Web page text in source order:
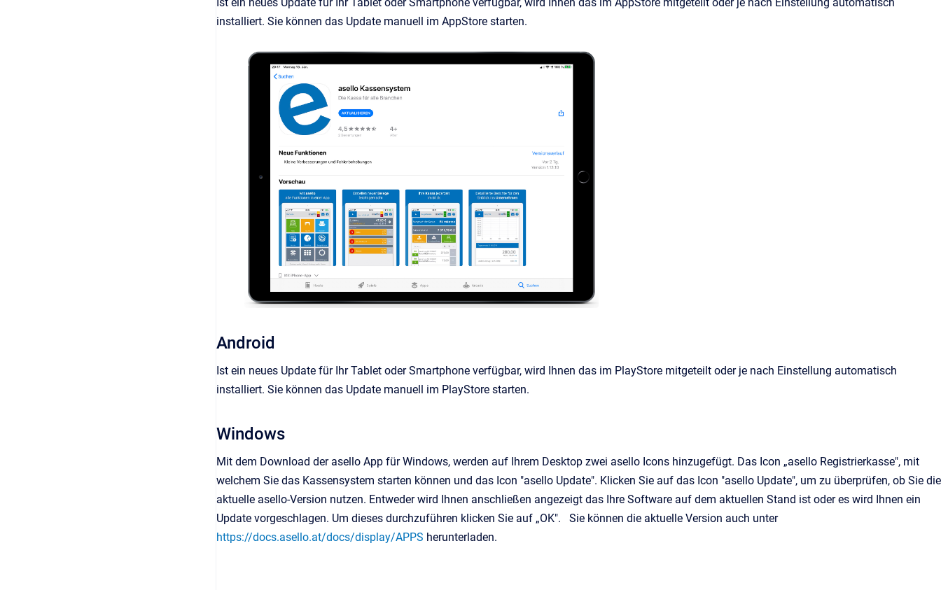
installiert. Sie können das Update manuell im AppStore starten.
Android
Ist ein neues Update für Ihr Tablet oder Smartphone verfügbar, wird Ihnen das im PlayStore mitgeteilt oder je nach Einstellung automatisch
installiert. Sie können das Update manuell im PlayStore starten.
Windows
Mit dem Download der asello App für Windows, werden auf Ihrem Desktop zwei asello Icons hinzugefügt. Das Icon „asello Registrierkasse", mit
welchem Sie das Kassensystem starten können und das Icon "asello Update". Klicken Sie auf das Icon "asello Update", um zu überprüfen, ob Sie die
aktuelle asello-Version nutzen. Entweder wird Ihnen anschließen angezeigt das Ihre Software auf dem aktuellen Stand ist oder es wird Ihnen ein
Update vorgeschlagen. Um dieses durchzuführen klicken Sie auf „OK". Sie können die aktuelle Version auch unter
https://docs.asello.at/docs/display/APPS herunterladen.